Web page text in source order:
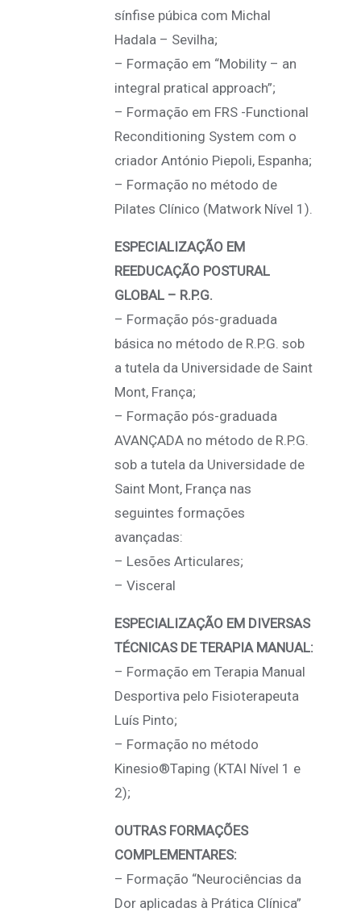
sínfise púbica com Michal
Hadala – Sevilha;
– Formação em “Mobility – an
integral pratical approach”;
– Formação em FRS -Functional
Reconditioning System com o
criador António Piepoli, Espanha;
– Formação no método de
Pilates Clínico (Matwork Nível 1).
ESPECIALIZAÇÃO EM
REEDUCAÇÃO POSTURAL
GLOBAL – R.P.G.
– Formação pós-graduada
básica no método de R.P.G. sob
a tutela da Universidade de Saint
Mont, França;
– Formação pós-graduada
AVANÇADA no método de R.P.G.
sob a tutela da Universidade de
Saint Mont, França nas
seguintes formações
avançadas:
– Lesões Articulares;
– Visceral
ESPECIALIZAÇÃO EM DIVERSAS
TÉCNICAS DE TERAPIA MANUAL:
– Formação em Terapia Manual
Desportiva pelo Fisioterapeuta
Luís Pinto;
– Formação no método
Kinesio®Taping (KTAI Nível 1 e
2);
OUTRAS FORMAÇÕES
COMPLEMENTARES:
– Formação “Neurociências da
Dor aplicadas à Prática Clínica”